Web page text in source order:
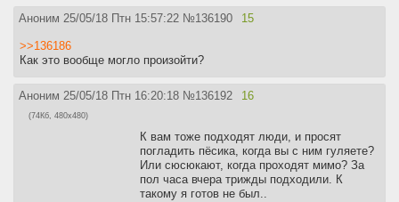
Аноним 25/05/18 Птн 15:57:22 №136190 15
>>136186
Как это вообще могло произойти?
Аноним 25/05/18 Птн 16:20:18 №136192 16
(74Кб, 480x480)
К вам тоже подходят люди, и просят
погладить пёсика, когда вы с ним гуляете?
Или сюсюкают, когда проходят мимо? За
пол часа вчера трижды подходили. К
такому я готов не был..